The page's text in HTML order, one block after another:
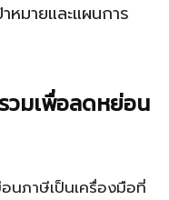
มายและแผนการ
วมเพื่อลดหย่อน
นภาษีเป็นเครื่องมือที่